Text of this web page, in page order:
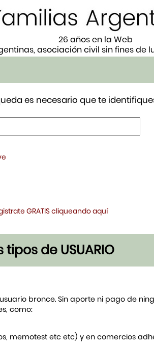
26 años en la Web
asociación civil sin fines de
es necesario que te
GRATIS cliqueando aquí
de USUARIO
bronce. Sin aporte ni pago de
como:
memotest etc etc) y en comercios